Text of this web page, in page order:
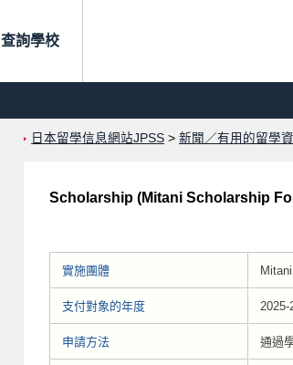
查詢學校
日本留學信息網站JPSS > 新聞／有用的留學
Scholarship (Mitani Scholarship
實施團體
支付對象的年度 2025-
申請方法 通過